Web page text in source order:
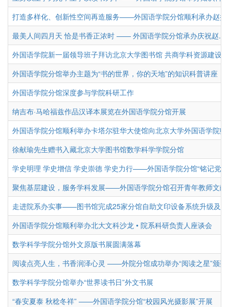
打造多样化、创新性空间再造服务——外国语学院分馆顺利承办赵振
最美人间四月天 恰是书香正浓时 —— 外国语学院分馆承办庆祝赵...
外国语学院新一届领导班子拜访北京大学图书馆 共商学科资源建设
外国语学院分馆举办主题为“书的世界，你的天地”的知识科普讲座
外国语学院分馆深度参与学院科研工作
纳吉布·马哈福兹作品汉译本展览在外国语学院分馆开展
外国语学院分馆顺利举办卡塔尔驻华大使馆向北京大学外国语学院
徐献瑜先生赠书入藏北京大学图书馆数学科学学院分馆
学史明理 学史增信 学史崇德 学史力行——外国语学院分馆“铭记党...
聚焦基层建设，服务学科发展——外国语学院分馆召开青年教师文献
走进院系办实事——图书馆完成25家分馆自助文印设备系统升级及
外国语学院分馆顺利举办北大文科沙龙 • 院系科研负责人座谈会
数学科学学院分馆外文原版书展圆满落幕
阅读点亮人生，书香润泽心灵 ——外院分馆成功举办“阅读之星”颁奖
数学科学学院分馆举办“世界读书日”外文书展
“春安夏泰 秋稔冬祥” ——外国语学院分馆“校园风光摄影展”开展